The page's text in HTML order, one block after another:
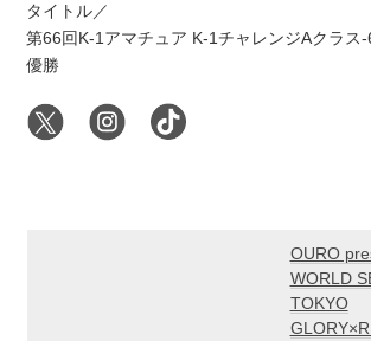
タイトル／
第66回K-1アマチュア K-1チャレンジAクラス
優勝
OURO
WORLD
TOKYO